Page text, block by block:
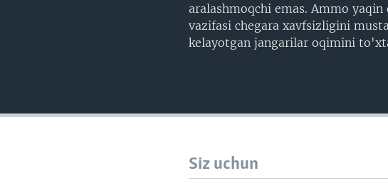
aralashmoqchi emas. Ammo
vazifasi chegara xavfsizligini
kelayotgan jangarilar oqimini
Siz uchun